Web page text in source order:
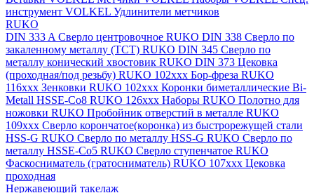
инструмент VOLKEL Удлинители метчиков
RUKO
DIN 333 A Сверло центровочное RUKO DIN 338 Сверло по
закаленному металлу (ТСТ) RUKO DIN 345 Сверло по
металлу конический хвостовик RUKO DIN 373 Цековка
(проходная/под резьбу) RUKO 102xxx Бор-фреза RUKO
116xxx Зенковки RUKO 102xxx Коронки биметаллические Bi-
Metall HSSE-Co8 RUKO 126ххх Наборы RUKO Полотно для
ножовки RUKO Пробойник отверстий в металле RUKO
109ххх Сверло корончатое(коронка) из быстрорежущей стали
HSS-G RUKO Сверло по металлу HSS-G RUKO Сверло по
металлу HSSE-Co5 RUKO Сверло ступенчатое RUKO
Фаскосниматель (гратосниматель) RUKO 107xxx Цековка
проходная
Нержавеющий такелаж